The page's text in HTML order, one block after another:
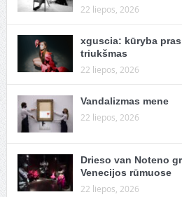
22 liepos, 2026
xguscia: kūryba
triukšmas
22 liepos, 2026
Vandalizmas mene
22 liepos, 2026
Drieso van Noteno
Venecijos rūmuose
22 liepos, 2026